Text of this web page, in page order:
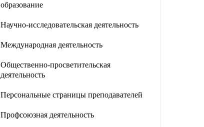
образование
Научно-исследовательская деятельность
Международная деятельность
Общественно-просветительская
деятельность
Персональные страницы преподавателей
Профсоюзная деятельность